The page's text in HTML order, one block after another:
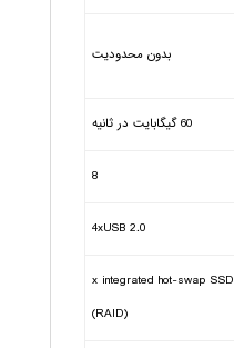
بدون محدودیت
60 گیگابایت در ثانیه
8
4xUSB 2.0
2 x integrated hot-swap SSD
(RAID)